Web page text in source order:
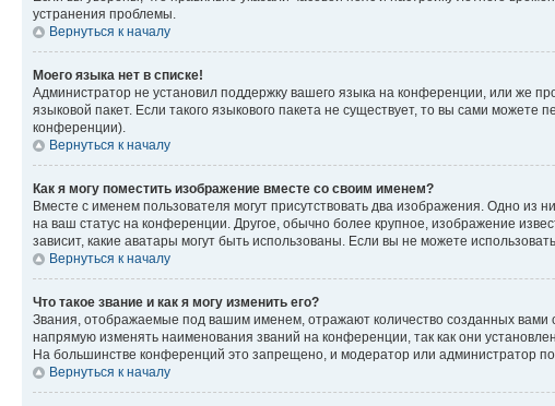
устранения проблемы.
Вернуться к началу
Моего языка нет в списке!
Администратор не установил поддержку вашего языка на конференции, или же
языковой пакет. Если такого языкового пакета не существует, то вы сами
конференции).
Вернуться к началу
Как я могу поместить изображение вместе со своим именем?
Вместе с именем пользователя могут присутствовать два изображения. Одно из
на ваш статус на конференции. Другое, обычно более крупное, изображение
зависит, какие аватары могут быть использованы. Если вы не можете
Вернуться к началу
Что такое звание и как я могу изменить его?
Звания, отображаемые под вашим именем, отражают количество созданных
напрямую изменять наименования званий на конференции, так как они
На большинстве конференций это запрещено, и модератор или администратор
Вернуться к началу